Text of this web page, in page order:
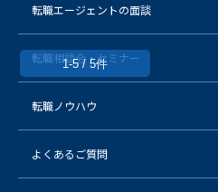
1-5 / 5件
転職エージェントの面談
転職相談会・セミナー
転職ノウハウ
よくあるご質問